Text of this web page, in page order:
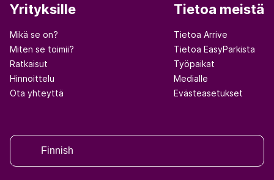
Yrityksille
Mikä se on?
Miten se toimii?
Ratkaisut
Hinnoittelu
Ota yhteyttä
Tietoa meistä
Tietoa Arrive
Tietoa EasyParkista
Työpaikat
Medialle
Evästeasetukset
Finnish